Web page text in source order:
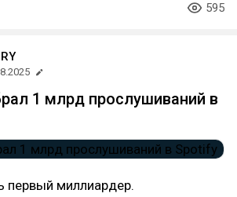
595
1 млрд прослушиваний в
первый миллиардер.